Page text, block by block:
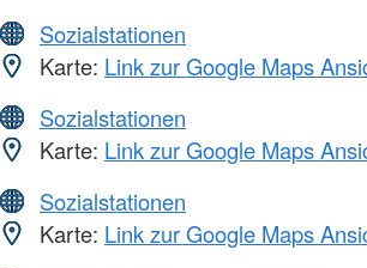
Sozialstationen
Karte: Link zur Google Maps
Sozialstationen
Karte: Link zur Google Maps
Sozialstationen
Karte: Link zur Google Maps